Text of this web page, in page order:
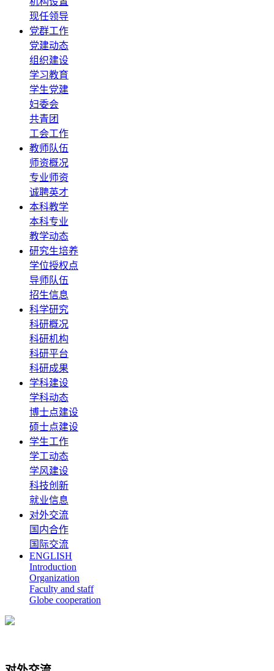
现任领导
党群工作
党建动态
组织建设
学习教育
学生党建
妇委会
共青团
工会工作
教师队伍
师资概况
专业师资
诚聘英才
本科教学
本科专业
教学动态
研究生培养
学位授权点
导师队伍
招生信息
科学研究
科研概况
科研机构
科研平台
科研成果
学科建设
学科动态
博士点建设
硕士点建设
学生工作
学工动态
学风建设
科技创新
就业信息
对外交流
国内合作
国际交流
ENGLISH
Introduction
Organization
Faculty and staff
Globe cooperation